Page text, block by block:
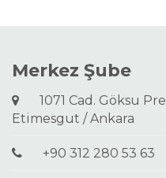
Merkez Şube
1071 Cad. Göksu
Etimesgut / Ankara
+90 312 280 53 63